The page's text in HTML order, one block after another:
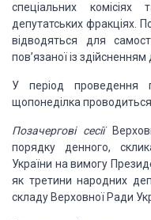
спеціальних комісіях
депутатських фракціях.
відводяться для
пов’язаної із
У період проведення
щопонеділка
Позачергові сесії
порядку денного,
України на вимогу
як третини народних
складу Верховної Ради